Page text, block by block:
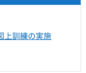
上訓練の実施